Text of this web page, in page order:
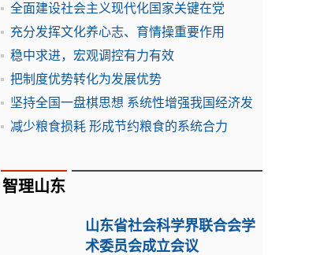
全面建设社会主义现代化国家关键在党
充分发挥文化养心志、育情操重要作用
稳中求进，宏观调控有力有效
把制度优势转化为发展优势
坚持全国一盘棋思想 系统性增强我国经济发
减少粮食损耗 形成节约粮食的系统合力
智理山东
山东省社会科学界联合会学
术委员会成立会议